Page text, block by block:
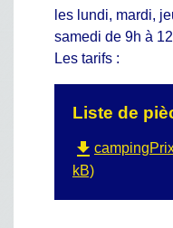
les lundi, mardi,
samedi de 9h à
Les tarifs :
Liste de
file_download
kB)